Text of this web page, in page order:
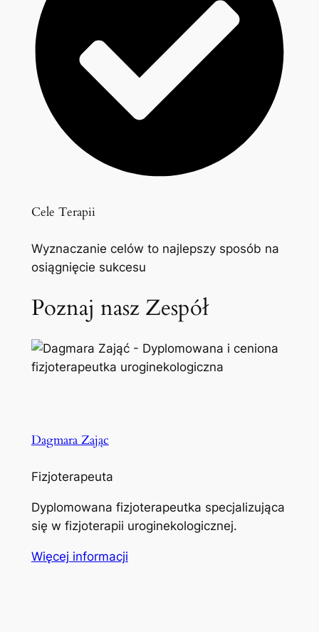
Cele Terapii
Wyznaczanie celów to najlepszy sposób na
osiągnięcie sukcesu
Poznaj nasz Zespół
Dagmara Zając
Fizjoterapeuta
Dyplomowana fizjoterapeutka specjalizująca
się w fizjoterapii uroginekologicznej.
Więcej informacji